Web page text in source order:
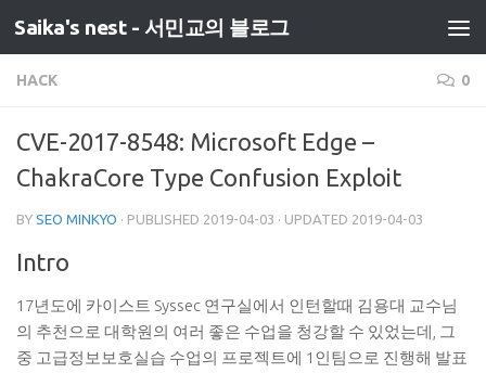
Saika's nest - 서민교의 블로그
HACK 0
CVE-2017-8548: Microsoft Edge –
ChakraCore Type Confusion Exploit
BY SEO MINKYO · PUBLISHED 2019-04-03 · UPDATED 2019-04-03
Intro
17년도에 카이스트 Syssec 연구실에서 인턴할때 김용대 교수님
의 추천으로 대학원의 여러 좋은 수업을 청강할 수 있었는데, 그
중 고급정보보호실습 수업의 프로젝트에 1인팀으로 진행해 발표